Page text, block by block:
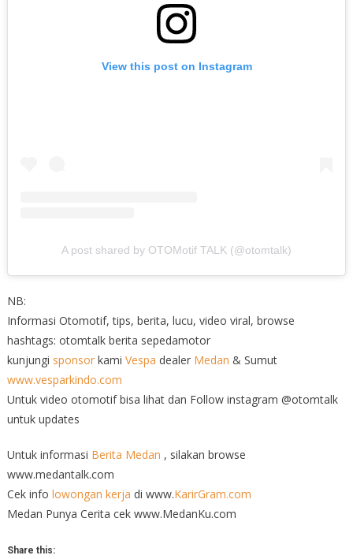
View this post on Instagram
A post shared by OTOMotif TALK (@otomtalk)
NB:
Informasi Otomotif, tips, berita, lucu, video viral, browse
hashtags: otomtalk berita sepedamotor
kunjungi sponsorkami Vespa dealer Medan & Sumut
www.vesparkindo.com
Untuk video otomotif bisa lihat dan Follow instagram @otomtalk
untuk updates
Untuk informasi Berita Medan , silakan browse
www.medantalk.com
Cek info lowongan kerja di www.KarirGram.com
Medan Punya Cerita cek www.MedanKu.com
Share this: